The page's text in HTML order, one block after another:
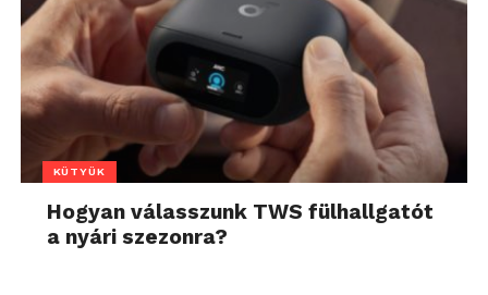
KÜTYÜK
Hogyan válasszunk TWS fülhallgatót
a nyári szezonra?